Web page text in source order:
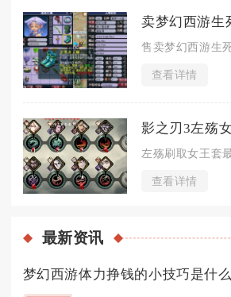
查看详情
查看详情
最新资讯
梦幻西游体力挣钱的小技巧是什么